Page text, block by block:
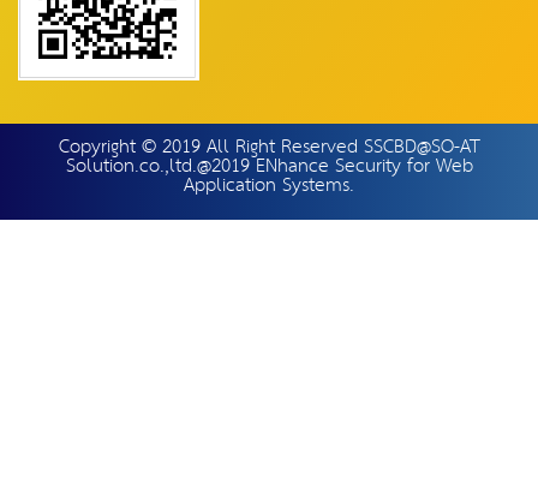
Copyright © 2019 All Right Reserved SSCBD@SO-AT
Solution.co.,ltd.@2019 ENhance Security for Web
Application Systems.